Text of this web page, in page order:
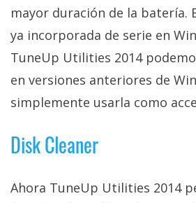
mayor duración de la batería.
ya incorporada de serie en
TuneUp Utilities 2014
en versiones anteriores de
simplemente usarla como
Disk Cleaner
Ahora TuneUp Utilities 2014